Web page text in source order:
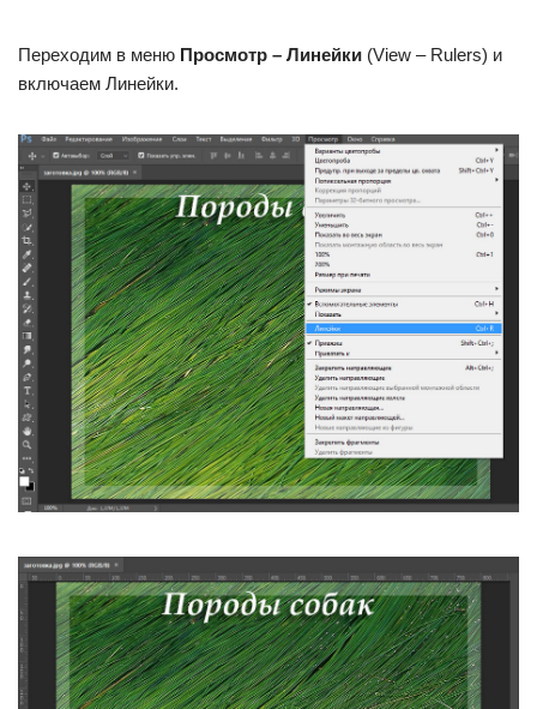
Переходим в меню Просмотр – Линейки (View – Rulers) и
включаем Линейки.